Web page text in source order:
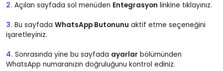
2. Açılan sayfada sol menüden Entegrasyon linkine tıklayınız.
3. Bu sayfada WhatsApp Butonunu aktif etme seçeneğini
işaretleyiniz.
4. Sonrasında yine bu sayfada ayarlar bölümünden
WhatsApp numaranızın doğruluğunu kontrol ediniz.